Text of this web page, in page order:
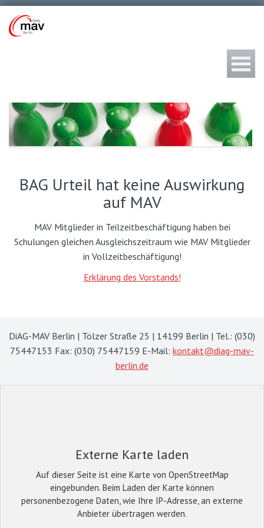
BAG Urteil hat keine Auswirkung
auf MAV
MAV Mitglieder in Teilzeitbeschäftigung haben bei
Schulungen gleichen Ausgleichszeitraum wie MAV Mitglieder
in Vollzeitbeschäftigung!
Erklärung des Vorstands!
DiAG-MAV Berlin | Tölzer Straße 25 | 14199 Berlin | Tel.: (030)
75447153 Fax: (030) 75447159 E-Mail: kontakt@diag-mav-
berlin.de
Externe Karte laden
Auf dieser Seite ist eine Karte von OpenStreetMap
eingebunden. Beim Laden der Karte können
personenbezogene Daten, wie Ihre IP-Adresse, an externe
Anbieter übertragen werden.